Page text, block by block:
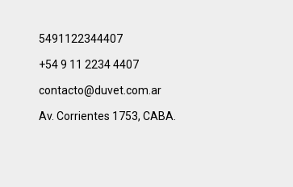
5491122344407
+54 9 11 2234 4407
contacto@duvet.com.ar
Av. Corrientes 1753, CABA.